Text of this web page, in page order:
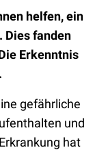
helfen, ein
Dies fanden
Erkenntnis
gefährliche
und
hat